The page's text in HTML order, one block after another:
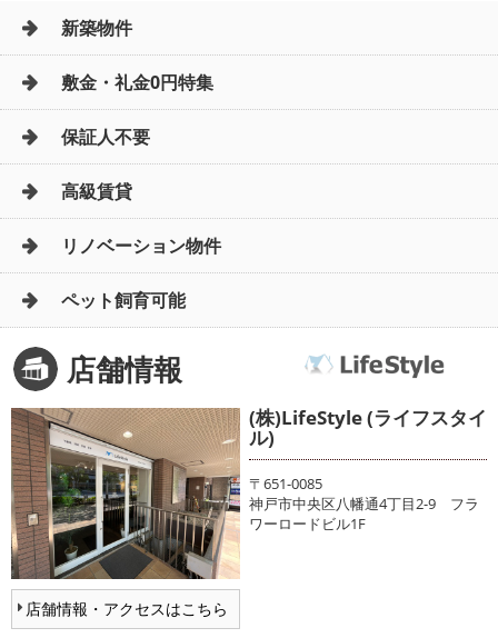
新築物件
敷金・礼金0円特集
保証人不要
高級賃貸
リノベーション物件
ペット飼育可能
店舗情報
店舗情報・アクセスはこちら
(株)LifeStyle (ライフスタイ
ル)
〒651-0085
神戸市中央区八幡通4丁目2-9 フラ
ワーロードビル1F